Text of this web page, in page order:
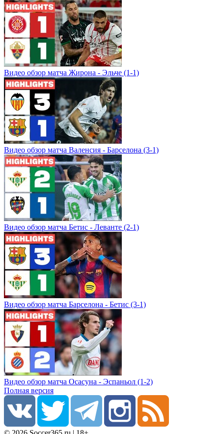
Видео обзор матча Жирона - Эльче (1-1)
Видео обзор матча Валенсия - Барселона (3-1)
Видео обзор матча Бетис - Леванте (2-1)
Видео обзор матча Барселона - Бетис (3-1)
Видео обзор матча Осасуна - Эспаньол (1-2)
Полная версия